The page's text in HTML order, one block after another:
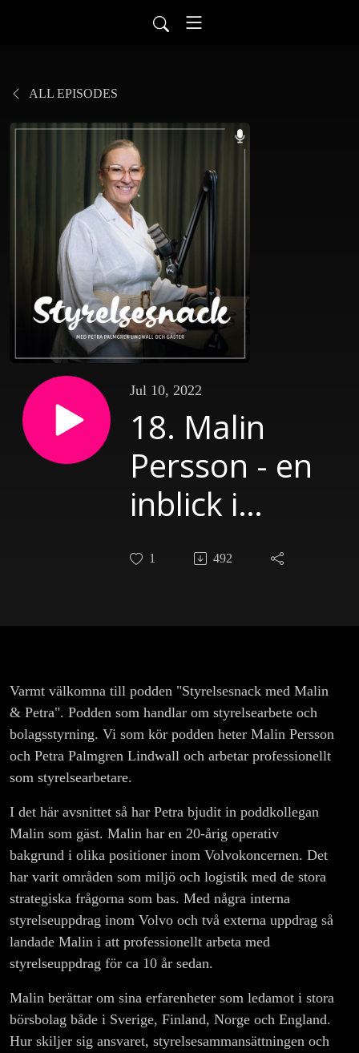
ALL EPISODES
Jul 10, 2022
18. Malin
Persson - en
inblick i
styrelsearbete
1 492
Varmt välkomna till podden "Styrelsesnack med Malin
& Petra". Podden som handlar om styrelsearbete och
bolagsstyrning. Vi som kör podden heter Malin Persson
och Petra Palmgren Lindwall och arbetar professionellt
som styrelsearbetare.
I det här avsnittet så har Petra bjudit in poddkollegan
Malin som gäst. Malin har en 20-årig operativ
bakgrund i olika positioner inom Volvokoncernen. Det
har varit områden som miljö och logistik med de stora
strategiska frågorna som bas. Med några interna
styrelseuppdrag inom Volvo och två externa uppdrag så
landade Malin i att professionellt arbeta med
styrelseuppdrag för ca 10 år sedan.
Malin berättar om sina erfarenheter som ledamot i stora
börsbolag både i Sverige, Finland, Norge och England.
Hur skiljer sig ansvaret, styrelsesammansättningen och